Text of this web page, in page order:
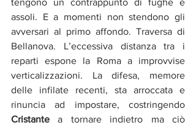
tengono un contrappunto di fughe e
assoli. E a momenti non stendono gli
avversari al primo affondo. Traversa di
Bellanova. L’eccessiva distanza tra i
reparti espone la Roma a improvvise
verticalizzazioni. La difesa, memore
delle infilate recenti, sta arroccata e
Cristante a tornare indietro ma ciò